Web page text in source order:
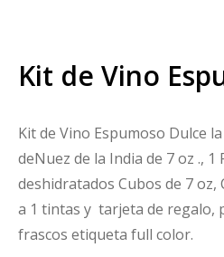
Kit de Vino
Kit de Vino Espumoso Dulce
deNuez de la India de 7 oz ., 1
deshidratados Cubos de 7 oz,
a 1 tintas y tarjeta de regalo,
frascos etiqueta full color.